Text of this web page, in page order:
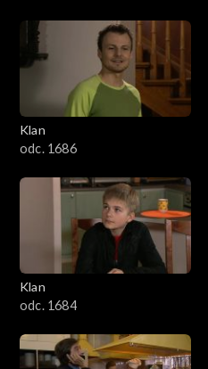
2201–2300
2101–2200
2001–2100
1901–2000
1801–1900
1701–1800
1601–1700
1501–1600
Klan
odc. 1686
Klan
odc. 1684